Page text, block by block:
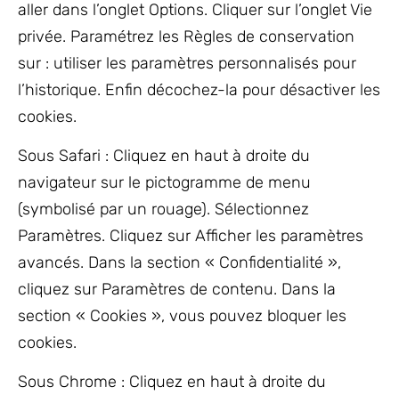
aller dans l’onglet Options. Cliquer sur l’onglet Vie
privée. Paramétrez les Règles de conservation
sur : utiliser les paramètres personnalisés pour
l’historique. Enfin décochez-la pour désactiver les
cookies.
Sous Safari : Cliquez en haut à droite du
navigateur sur le pictogramme de menu
(symbolisé par un rouage). Sélectionnez
Paramètres. Cliquez sur Afficher les paramètres
avancés. Dans la section « Confidentialité »,
cliquez sur Paramètres de contenu. Dans la
section « Cookies », vous pouvez bloquer les
cookies.
Sous Chrome : Cliquez en haut à droite du